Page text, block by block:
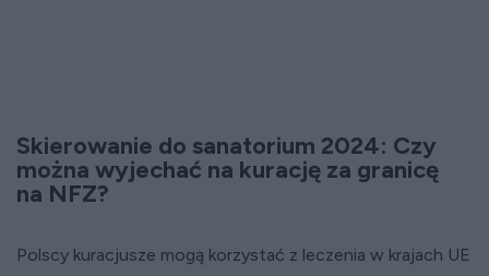
Skierowanie do sanatorium 2024: Czy
można wyjechać na kurację za granicę
na NFZ?
Polscy kuracjusze mogą korzystać z leczenia w krajach UE